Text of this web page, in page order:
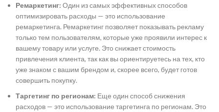
Ремаркетинг: Один из самых эффективных способов
оптимизировать расходы — это использование
ремаркетинга. Ремаркетинг позволяет показывать рекламу
только тем пользователям, которые уже проявили интерес к
вашему товару или услуге. Это снижает стоимость
привлечения клиента, так как вы ориентируетесь на тех, кто
уже знаком с вашим брендом и, скорее всего, будет готов
совершить покупку.
Таргетинг по регионам: Еще один способ снижения
расходов — это использование таргетинга по регионам. Это